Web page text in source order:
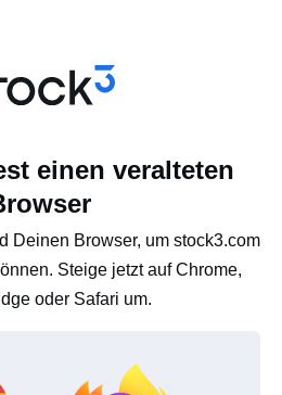
einen veralteten
Deinen Browser, um stock3.com
Steige jetzt auf Chrome,
oder Safari um.